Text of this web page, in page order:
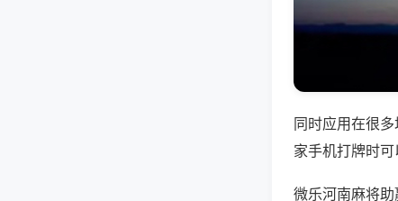
同时应用在很
家手机打牌时
微乐河南麻将